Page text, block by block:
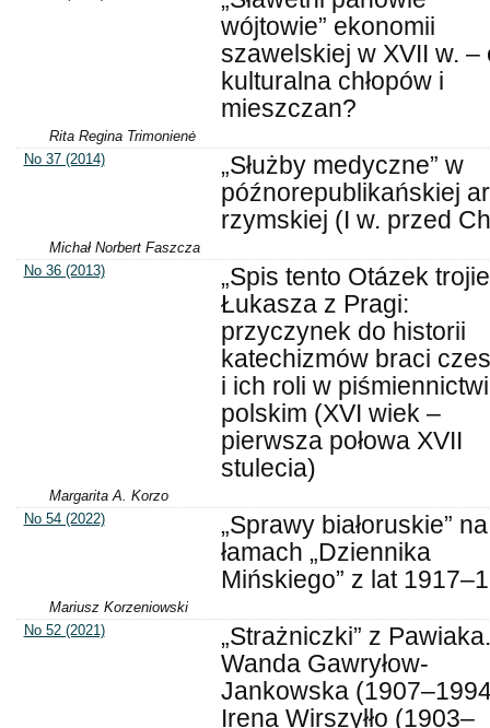
wójtowie” ekonomii
szawelskiej w XVII w. –
kulturalna chłopów i
mieszczan?
Rita Regina Trimonienė
No 37 (2014)
„Służby medyczne” w
późnorepublikańskiej
rzymskiej (I w. przed
Michał Norbert Faszcza
No 36 (2013)
„Spis tento Otázek
Łukasza z Pragi:
przyczynek do historii
katechizmów braci
i ich roli w
polskim (XVI wiek –
pierwsza połowa XVII
stulecia)
Margarita A. Korzo
No 54 (2022)
„Sprawy białoruskie” na
łamach „Dziennika
Mińskiego” z lat
Mariusz Korzeniowski
No 52 (2021)
„Strażniczki” z Pawiaka.
Wanda Gawryłow-
Jankowska
Irena Wirszyłło (1903–